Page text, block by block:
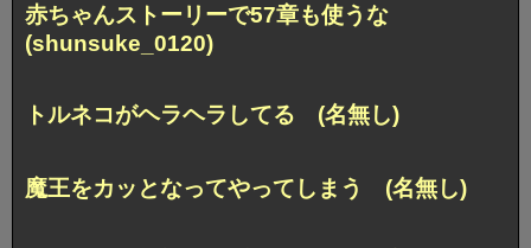
赤ちゃんストーリーで57章も使うな
(shunsuke_0120)
トルネコがヘラヘラしてる (名無し)
魔王をカッとなってやってしまう (名無し)